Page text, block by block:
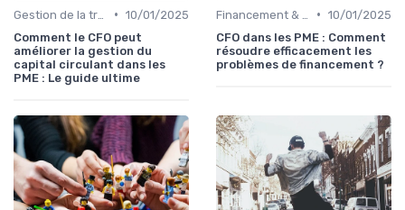
• 10/01/2025
Comment le CFO peut
améliorer la gestion du
capital circulant dans les
PME : Le guide ultime
• 10/01/2025
CFO dans les PME : Comment
résoudre efficacement les
problèmes de financement ?